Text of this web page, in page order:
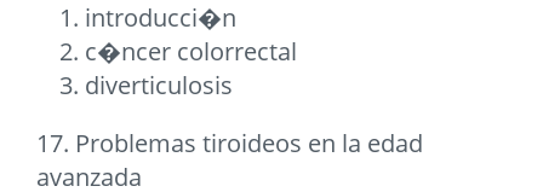
introducci�n
c�ncer colorrectal
diverticulosis
17. Problemas tiroideos en la edad
avanzada